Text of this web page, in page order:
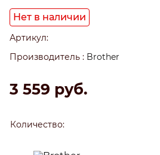
Нет в наличии
Артикул:
Производитель : Brother
3 559 руб.
Количество: